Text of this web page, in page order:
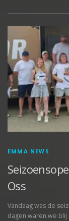
EMMA NEWS
Oss
Vandaag was de
dagen waren we blij